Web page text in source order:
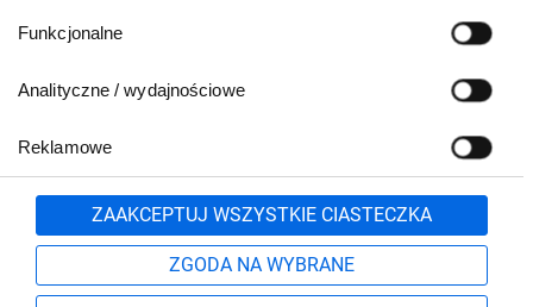
Funkcjonalne
Analityczne / wydajnościowe
Reklamowe
ZAAKCEPTUJ WSZYSTKIE CIASTECZKA
ZGODA NA WYBRANE
801 500 700 lub
71 37 61 600
Formularz kontaktowy